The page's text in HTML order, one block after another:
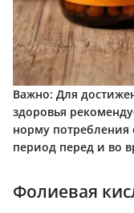
Важно: Для
здоровья
норму
период перед и во
Фолиевая